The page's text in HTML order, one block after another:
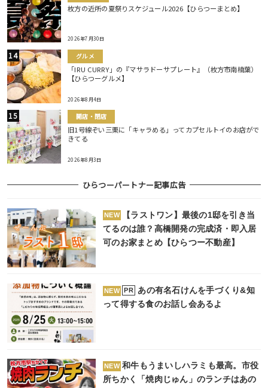
枚方の近所の夏祭りスケジュール2026【ひらつーまとめ】
2026年7月30日
グルメ
「IRU CURRY」の『マサラドーサプレート』（枚方市南楠葉）
【ひらつーグルメ】
2026年8月4日
開店・閉店
旧1号線ぞい三栗に「キャラめる」ってカプセルトイのお店がで
きてる
2026年8月3日
ひらつーパートナー記事広告
NEW
【ラストワン】最後の1邸を引き当
てるのは誰？高橋開発の完成済・即入居
可のお家まとめ【ひらつー不動産】
NEW PR
あの有名石けんを手づくり&知
って得する食のお話し会あるよ
NEW 和牛もうまいしハラミも最高。市役
所ちかく「焼肉じゅん」のランチはあの